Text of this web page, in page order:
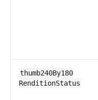
thumb240By180​
RenditionStatus